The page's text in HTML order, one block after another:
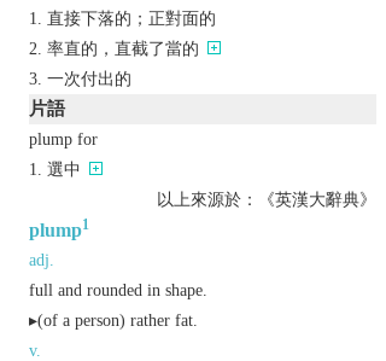
直接下落的；正對面的
率直的，直截了當的
一次付出的
片語
plump for
選中
以上來源於：《英漢大辭典》
plump1
adj.
full and rounded in shape.
▸(of a person) rather fat.
v.